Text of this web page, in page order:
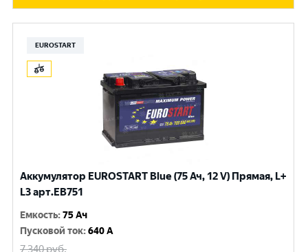
EUROSTART
Аккумулятор EUROSTART Blue (75 Ач, 12 V) Прямая, L+
L3 арт.EB751
Емкость:75 Ач
Пусковой ток:640 A
7 340руб.